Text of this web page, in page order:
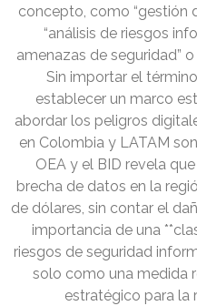
concepto, como “gestión
“análisis de riesgos
amenazas de seguridad”
Sin importar el
establecer un marco
abordar los peligros
en Colombia y LATAM
OEA y el BID revela
brecha de datos en la
de dólares, sin contar el
importancia de una
riesgos de seguridad
solo como una medida
estratégico para la